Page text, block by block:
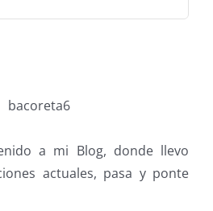
a mi Blog, donde llevo
actuales, pasa y ponte